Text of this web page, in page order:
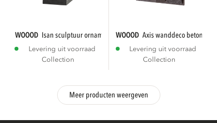
WOOOD isan sculptuur ornament hout zwart
Levering uit voorraad
Collection
WOOOD axis wanddeco
Levering uit voorraad
Collection
Meer producten weergeven